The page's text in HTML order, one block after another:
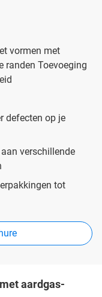
vormen met
randen Toevoeging
defecten op je
verschillende
tot
aardgas-